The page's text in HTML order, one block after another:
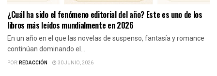
¿Cuál ha sido el fenómeno editorial del año? Este es uno de los
libros más leídos mundialmente en 2026
En un año en el que las novelas de suspenso, fantasía y romance
continúan dominando el...
POR:REDACCIÓN 30 JUNIO, 2026